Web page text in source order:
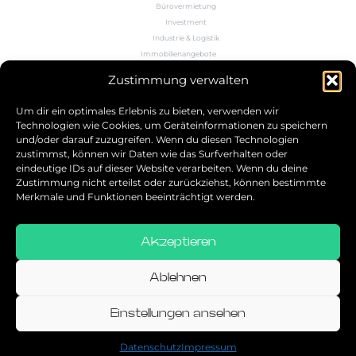
Zustimmung verwalten
Um dir ein optimales Erlebnis zu bieten, verwenden wir
Technologien wie Cookies, um Geräteinformationen zu speichern
und/oder darauf zuzugreifen. Wenn du diesen Technologien
zustimmst, können wir Daten wie das Surfverhalten oder
eindeutige IDs auf dieser Website verarbeiten. Wenn du deine
Zustimmung nicht erteilst oder zurückziehst, können bestimmte
Merkmale und Funktionen beeinträchtigt werden.
Akzeptieren
Ablehnen
Einstellungen ansehen
DatenschutzImpressum
Bürovermietung
Investment
Industrie & Logistik
Immobilienangebote
Wissen
5.0
Bestbewerteter Service
verifiziert von: Trustindex
Allgemeine Geschäftsbedingungen